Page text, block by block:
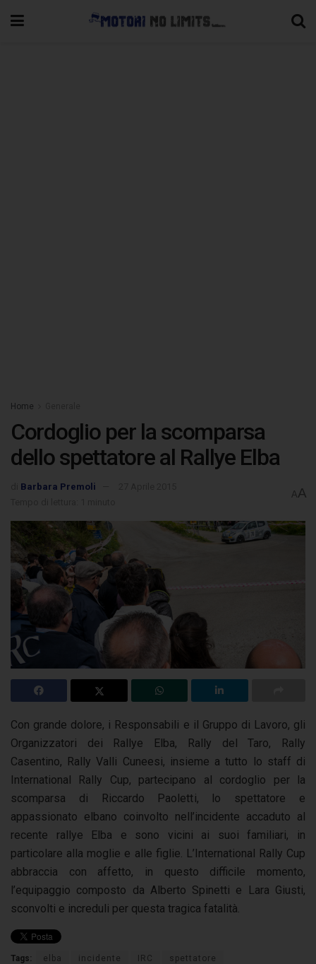
Home
Cordoglio per la scomparsa
dello spettatore al Rallye Elba
Barbara Premoli
AA
Con grande dolore, i Responsabili e il Gruppo di Lavoro, gli
Organizzatori dei Rallye Elba, Rally del Taro, Rally
Casentino, Rally Valli Cuneesi, insieme a tutto lo staff di
International Rally Cup, partecipano al cordoglio per la
scomparsa di Riccardo Paoletti, lo spettatore e
appassionato elbano coinvolto nell’incidente accaduto al
recente rallye Elba e sono vicini ai suoi familiari, in
particolare alla moglie e alle figlie. L’International Rally Cup
abbraccia con affetto, in questo difficile momento,
l’equipaggio composto da Alberto Spinetti e Lara Giusti,
sconvolti e increduli per questa tragica fatalità.
Tags: elba incidente IRC spettatore